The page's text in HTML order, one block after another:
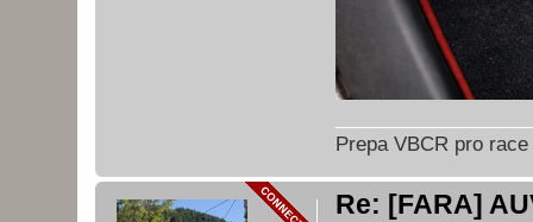
Prepa VBCR pro race
Re: [FARA]